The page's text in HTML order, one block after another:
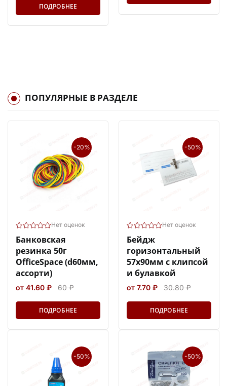
ПОДРОБНЕЕ
ПОПУЛЯРНЫЕ В РАЗДЕЛЕ
-20%
Нет оценок
Банковская
резинка 50г
OfficeSpace (d60мм,
ассорти)
от 41.60 ₽ 60 ₽
ПОДРОБНЕЕ
-50%
Нет оценок
Бейдж
горизонтальный
57х90мм с клипсой
и булавкой
от 7.70 ₽ 30.80 ₽
ПОДРОБНЕЕ
-50% -50%